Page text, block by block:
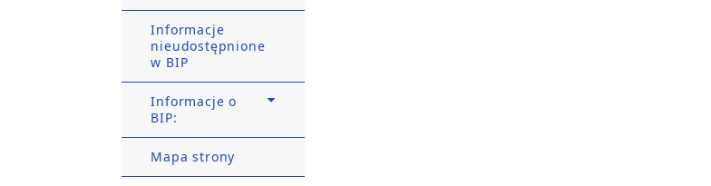
Informacje
nieudostępnione
w BIP
Informacje o
BIP:
Mapa strony